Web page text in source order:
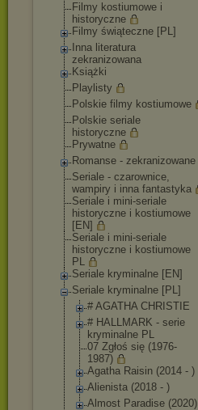
Filmy kostiumowe i
historyczne
Filmy świąteczne [PL]
Inna literatura
zekranizowana
Książki
Playlisty
Polskie filmy kostiumowe
Polskie seriale
historyczne
Prywatne
Romanse - zekranizowane
Seriale - czarownice,
wampiry i inna fantastyka
Seriale i mini-seriale
historyczne i kostiumowe
[EN]
Seriale i mini-seriale
historyczne i kostiumowe
PL
Seriale kryminalne [EN]
Seriale kryminalne [PL]
# AGATHA CHRISTIE
# HALLMARK - serie
kryminalne PL
07 Zgłoś się (1976-
1987)
Agatha Raisin (2014 - )
Alienista (2018 - )
Almost Paradise (2020)